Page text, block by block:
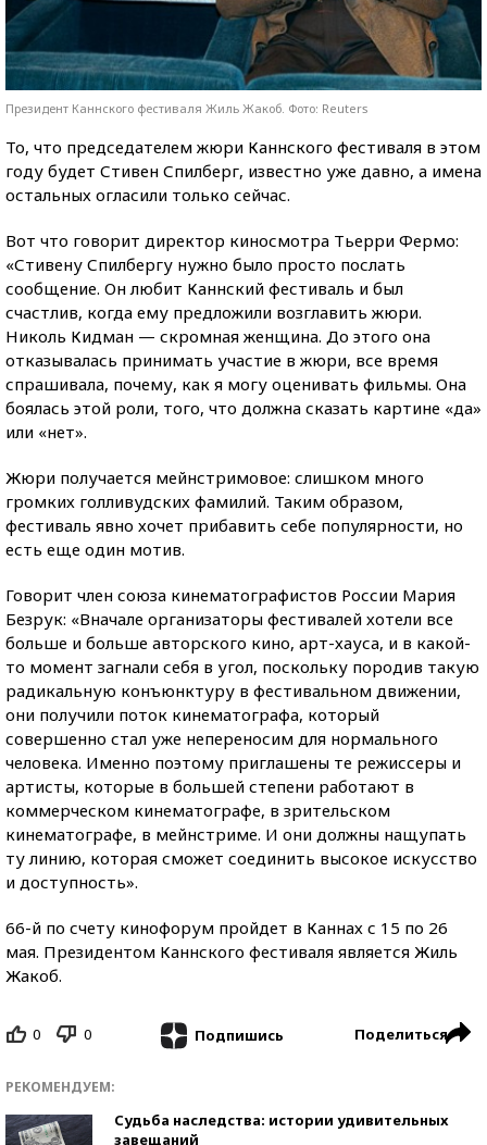
Президент Каннского фестиваля Жиль Жакоб. Фото: Reuters
То, что председателем жюри Каннского фестиваля в этом
году будет Стивен Спилберг, известно уже давно, а имена
остальных огласили только сейчас.
Вот что говорит директор киносмотра Тьерри Фермо:
«Стивену Спилбергу нужно было просто послать
сообщение. Он любит Каннский фестиваль и был
счастлив, когда ему предложили возглавить жюри.
Николь Кидман — скромная женщина. До этого она
отказывалась принимать участие в жюри, все время
спрашивала, почему, как я могу оценивать фильмы. Она
боялась этой роли, того, что должна сказать картине «да»
или «нет».
Жюри получается мейнстримовое: слишком много
громких голливудских фамилий. Таким образом,
фестиваль явно хочет прибавить себе популярности, но
есть еще один мотив.
Говорит член союза кинематографистов России Мария
Безрук: «Вначале организаторы фестивалей хотели все
больше и больше авторского кино, арт-хауса, и в какой-
то момент загнали себя в угол, поскольку породив такую
радикальную конъюнктуру в фестивальном движении,
они получили поток кинематографа, который
совершенно стал уже непереносим для нормального
человека. Именно поэтому приглашены те режиссеры и
артисты, которые в большей степени работают в
коммерческом кинематографе, в зрительском
кинематографе, в мейнстриме. И они должны нащупать
ту линию, которая сможет соединить высокое искусство
и доступность».
66-й по счету кинофорум пройдет в Каннах с 15 по 26
мая. Президентом Каннского фестиваля является Жиль
Жакоб.
0 0 Подпишись Поделиться
РЕКОМЕНДУЕМ:
Судьба наследства: истории удивительных
завещаний